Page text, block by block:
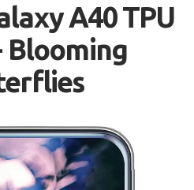
A40 TPU
Blooming